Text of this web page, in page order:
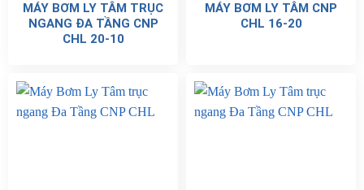
MÁY BƠM LY TÂM TRỤC
NGANG ĐA TẦNG CNP
CHL 20-10
MÁY BƠM LY TÂM CNP
CHL 16-20